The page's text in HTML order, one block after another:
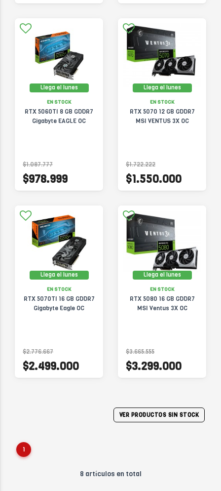
Llega el lunes
EN STOCK
RTX 5060TI 8 GB GDDR7
Gigabyte EAGLE OC
$1.087.777
$978.999
Llega el lunes
EN STOCK
RTX 5070 12 GB GDDR7
MSI VENTUS 3X OC
$1.722.222
$1.550.000
Llega el lunes
EN STOCK
RTX 5070TI 16 GB GDDR7
Gigabyte Eagle OC
$2.776.667
$2.499.000
Llega el lunes
EN STOCK
RTX 5080 16 GB GDDR7
MSI Ventus 3X OC
$3.665.555
$3.299.000
VER PRODUCTOS SIN STOCK
1
8 artículos en total